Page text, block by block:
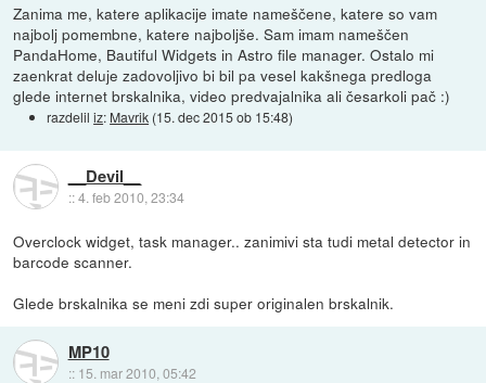
Zanima me, katere aplikacije imate nameščene, katere so vam
najbolj pomembne, katere najboljše. Sam imam nameščen
PandaHome, Bautiful Widgets in Astro file manager. Ostalo mi
zaenkrat deluje zadovoljivo bi bil pa vesel kakšnega predloga
glede internet brskalnika, video predvajalnika ali česarkoli pač :)
razdeliliz: Mavrik (15. dec 2015 ob 15:48)
__Devil__
::4. feb 2010, 23:34
Overclock widget, task manager.. zanimivi sta tudi metal detector in
barcode scanner.
Glede brskalnika se meni zdi super originalen brskalnik.
MP10
:: 15. mar 2010, 05:42